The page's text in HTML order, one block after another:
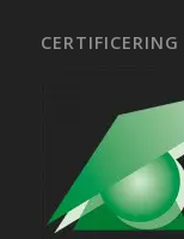
CERTIFICERING